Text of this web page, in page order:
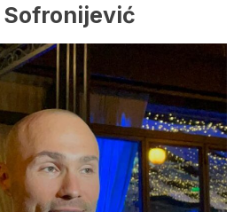
Sofronijević